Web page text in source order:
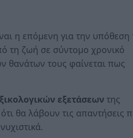
η επόμενη για την υπόθεση
τη ζωή σε σύντομο χρονικό
θανάτων τους φαίνεται πως
εξετάσεων της
θα λάβουν τις απαντήσεις